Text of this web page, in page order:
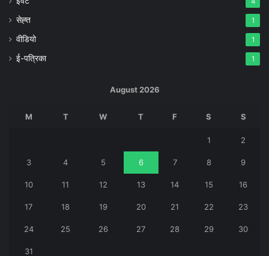
सेह्त 1
वीडियो 1
ई-पत्रिका 1
August 2026
M T W T F S S
1 2
3 4 5 6 7 8 9
10 11 12 13 14 15 16
17 18 19 20 21 22 23
24 25 26 27 28 29 30
31